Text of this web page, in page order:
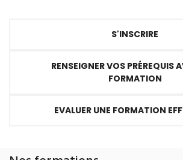
S'INSCRIRE
RENSEIGNER VOS PRÉREQUIS
FORMATION
EVALUER UNE FORMATION